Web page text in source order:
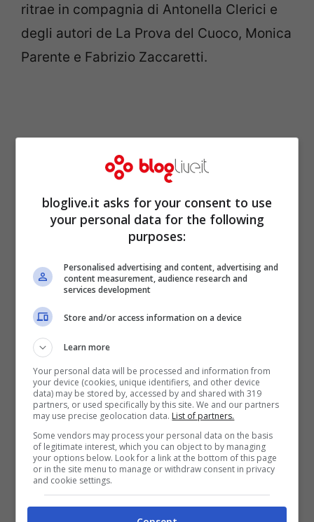
ritrae in compagnia di Antonella Clerici e
degli autori de La Prova del Cuoco, Monica
Parente e Fabrizio Zaccaretti.
A corredo della foto, la Moroni ha scritto:
“Che bella cenetta ieri sera con Antonella
mia, Zacky e Monichetta! Siamo proprio
una vera famiglia! Come ci vogliamo bene!
Sempre”. Monica e Fabrizio, dal canto loro,
hanno risposto con altrettanta tenerezza
mista a malinconia, quasi a voler far
credere che quel legame che li tiene tutti
uniti non conoscerà mai crisi.
bloglive.it asks for your consent to use
your personal data for the following
purposes:
Personalised advertising and content, advertising and
content measurement, audience research and
services development
Store and/or access information on a device
Learn more
Your personal data will be processed and information from
your device (cookies, unique identifiers, and other device
data) may be stored by, accessed by and shared with 319
partners, or used specifically by this site. We and our partners
may use precise geolocation data. List of partners.
Some vendors may process your personal data on the basis
of legitimate interest, which you can object to by managing
your options below. Look for a link at the bottom of this page
or in the site menu to manage or withdraw consent in privacy
and cookie settings.